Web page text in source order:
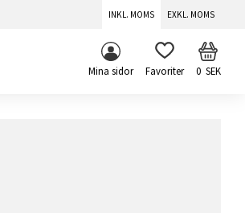
INKL. MOMS EXKL. MOMS
Mina sidor FAVORITER 0SEK